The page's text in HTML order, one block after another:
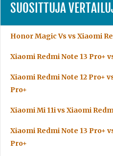
SUOSITTUJA
Honor Magic Vs vs Xiaomi
Xiaomi Redmi Note 13 Pro+
Xiaomi Redmi Note 12 Pro+
Pro+
Xiaomi Mi 11i vs Xiaomi
Xiaomi Redmi Note 13 Pro+
Pro+